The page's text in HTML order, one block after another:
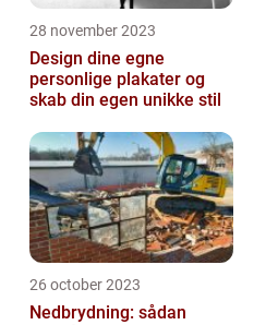
28 november 2023
Design dine egne
personlige plakater og
skab din egen unikke stil
26 october 2023
Nedbrydning: sådan